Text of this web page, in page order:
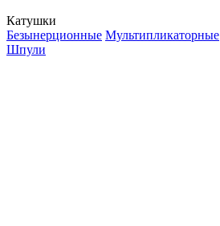
Катушки
Безынерционные Мультипликаторные
Шпули